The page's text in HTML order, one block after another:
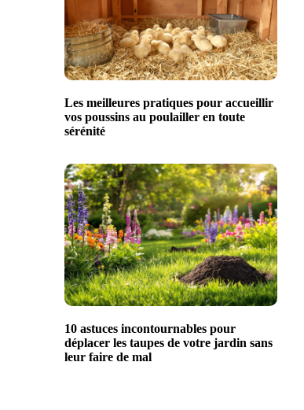
Les meilleures pratiques pour accueillir
vos poussins au poulailler en toute
sérénité
10 astuces incontournables pour
déplacer les taupes de votre jardin sans
leur faire de mal